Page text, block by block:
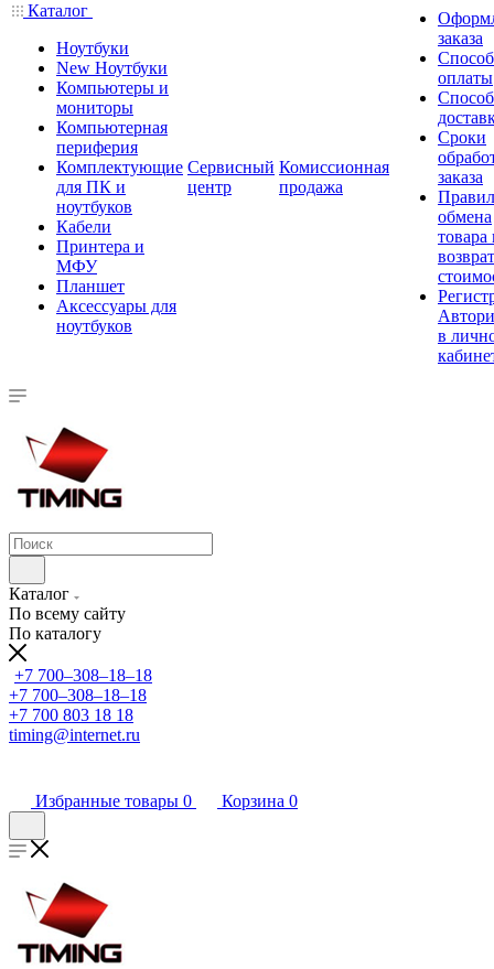
Каталог
Ноутбуки
New Ноутбуки
Компьютеры и
мониторы
Компьютерная
периферия
Комплектующие
для ПК и
ноутбуков
Кабели
Принтера и
МФУ
Планшет
Аксессуары для
ноутбуков
Сервисный
центр
Комиссионная
продажа
заказа
оплаты
Сроки
заказа
обмена
товара
в
Каталог
По всему сайту
По каталогу
+7 700‒308‒18‒18
+7 700‒308‒18‒18
+7 700 803 18 18
timing@internet.ru
Избранные товары 0 Корзина 0